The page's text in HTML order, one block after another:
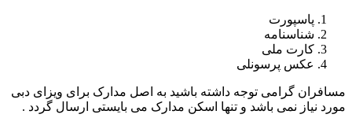
پاسپورت
شناسنامه
کارت ملی
عکس پرسونلی
مسافران گرامی توجه داشته باشید به اصل مدارک برای ویزای دبی
مورد نیاز نمی باشد و تنها اسکن مدارک می بایستی ارسال گردد .